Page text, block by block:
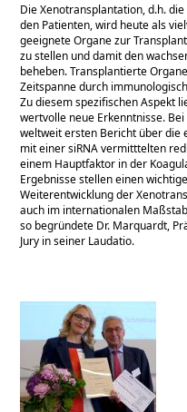
Die Xenotransplantation, d.h.
den Patienten, wird heute als
geeignete Organe zur
zu stellen und damit den
beheben. Transplantierte
Zeitspanne durch
Zu diesem spezifischen Aspekt
wertvolle neue Erkenntnisse.
weltweit ersten Bericht über die
mit einer siRNA vermitttelten
einem Hauptfaktor in der
Ergebnisse stellen einen
Weiterentwicklung der
auch im internationalen
so begründete Dr. Marquardt,
Jury in seiner Laudatio.